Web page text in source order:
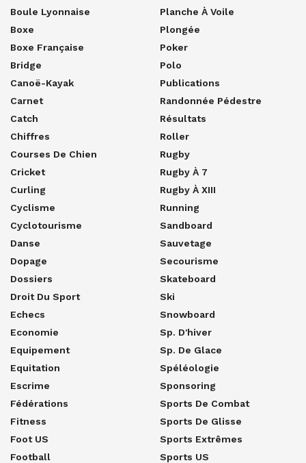
Boule Lyonnaise
Boxe
Boxe Française
Bridge
Canoë-Kayak
Carnet
Catch
Chiffres
Courses De Chien
Cricket
Curling
Cyclisme
Cyclotourisme
Danse
Dopage
Dossiers
Droit Du Sport
Echecs
Economie
Equipement
Equitation
Escrime
Fédérations
Fitness
Foot US
Football
Planche À Voile
Plongée
Poker
Polo
Publications
Randonnée Pédestre
Résultats
Roller
Rugby
Rugby À 7
Rugby À XIII
Running
Sandboard
Sauvetage
Secourisme
Skateboard
Ski
Snowboard
Sp. D'hiver
Sp. De Glace
Spéléologie
Sponsoring
Sports De Combat
Sports De Glisse
Sports Extrêmes
Sports US